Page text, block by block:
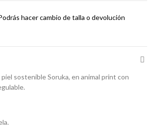
hacer cambio de talla o devolución
piel sostenible Soruka, en animal print con